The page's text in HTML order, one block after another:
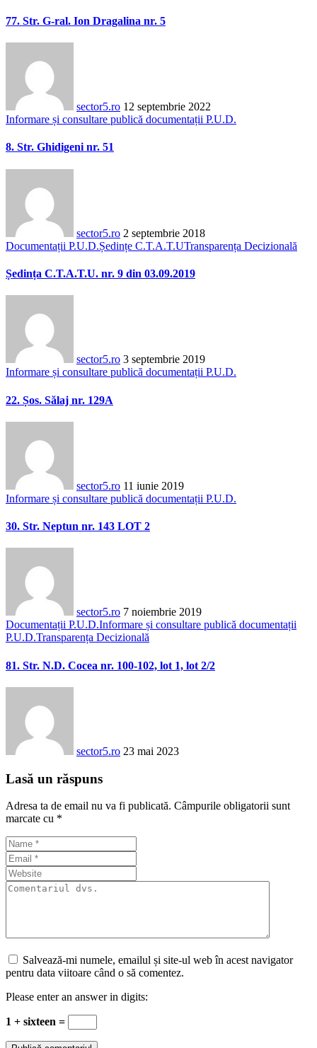
77. Str. G-ral. Ion Dragalina nr. 5
sector5.ro 12 septembrie 2022
Informare și consultare publică documentații P.U.D.
8. Str. Ghidigeni nr. 51
sector5.ro 2 septembrie 2018
Documentații P.U.D.Ședințe C.T.A.T.UTransparența Decizională
Ședința C.T.A.T.U. nr. 9 din 03.09.2019
sector5.ro 3 septembrie 2019
Informare și consultare publică documentații P.U.D.
22. Șos. Sălaj nr. 129A
sector5.ro 11 iunie 2019
Informare și consultare publică documentații P.U.D.
30. Str. Neptun nr. 143 LOT 2
sector5.ro 7 noiembrie 2019
Documentații P.U.D.Informare și consultare publică documentații
P.U.D.Transparența Decizională
81. Str. N.D. Cocea nr. 100-102, lot 1, lot 2/2
sector5.ro 23 mai 2023
Lasă un răspuns
Adresa ta de email nu va fi publicată. Câmpurile obligatorii sunt
marcate cu *
Salvează-mi numele, emailul și site-ul web în acest navigator
pentru data viitoare când o să comentez.
Please enter an answer in digits:
1 + sixteen =